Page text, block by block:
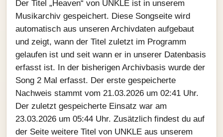
Der Titel „Heaven“ von UNKLE ist in unserem
Musikarchiv gespeichert. Diese Songseite wird
automatisch aus unseren Archivdaten aufgebaut
und zeigt, wann der Titel zuletzt im Programm
gelaufen ist und seit wann er in unserer Datenbasis
erfasst ist. In der bisherigen Archivbasis wurde der
Song 2 Mal erfasst. Der erste gespeicherte
Nachweis stammt vom 21.03.2026 um 02:41 Uhr.
Der zuletzt gespeicherte Einsatz war am
23.03.2026 um 05:44 Uhr. Zusätzlich findest du auf
der Seite weitere Titel von UNKLE aus unserem